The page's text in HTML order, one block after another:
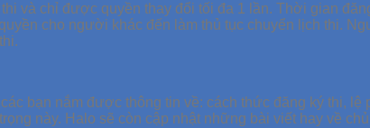
và chỉ được quyền thay đổi tối đa 1 lần. Thời gian
cho người khác đến làm thủ tục chuyển lịch thi.
bạn nắm được thông tin về: cách thức đăng ký thi,
này. Halo sẽ còn cập nhật những bài viết hay về